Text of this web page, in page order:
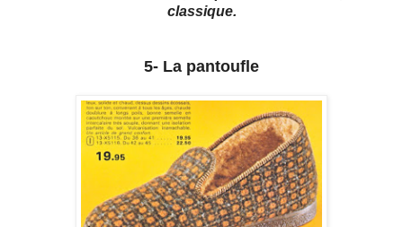
classique.
5- La pantoufle